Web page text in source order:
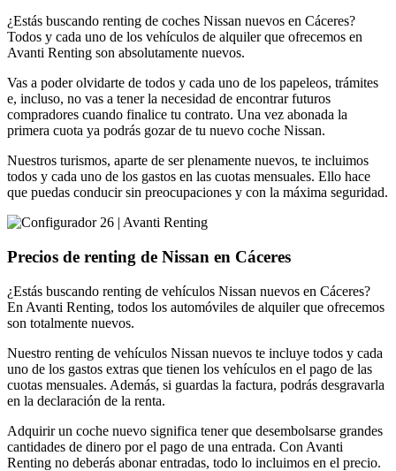
¿Estás buscando renting de coches Nissan nuevos en Cáceres?
Todos y cada uno de los vehículos de alquiler que ofrecemos en
Avanti Renting son absolutamente nuevos.
Vas a poder olvidarte de todos y cada uno de los papeleos, trámites
e, incluso, no vas a tener la necesidad de encontrar futuros
compradores cuando finalice tu contrato. Una vez abonada la
primera cuota ya podrás gozar de tu nuevo coche Nissan.
Nuestros turismos, aparte de ser plenamente nuevos, te incluimos
todos y cada uno de los gastos en las cuotas mensuales. Ello hace
que puedas conducir sin preocupaciones y con la máxima seguridad.
Precios de renting de Nissan en Cáceres
¿Estás buscando renting de vehículos Nissan nuevos en Cáceres?
En Avanti Renting, todos los automóviles de alquiler que ofrecemos
son totalmente nuevos.
Nuestro renting de vehículos Nissan nuevos te incluye todos y cada
uno de los gastos extras que tienen los vehículos en el pago de las
cuotas mensuales. Además, si guardas la factura, podrás desgravarla
en la declaración de la renta.
Adquirir un coche nuevo significa tener que desembolsarse grandes
cantidades de dinero por el pago de una entrada. Con Avanti
Renting no deberás abonar entradas, todo lo incluimos en el precio.